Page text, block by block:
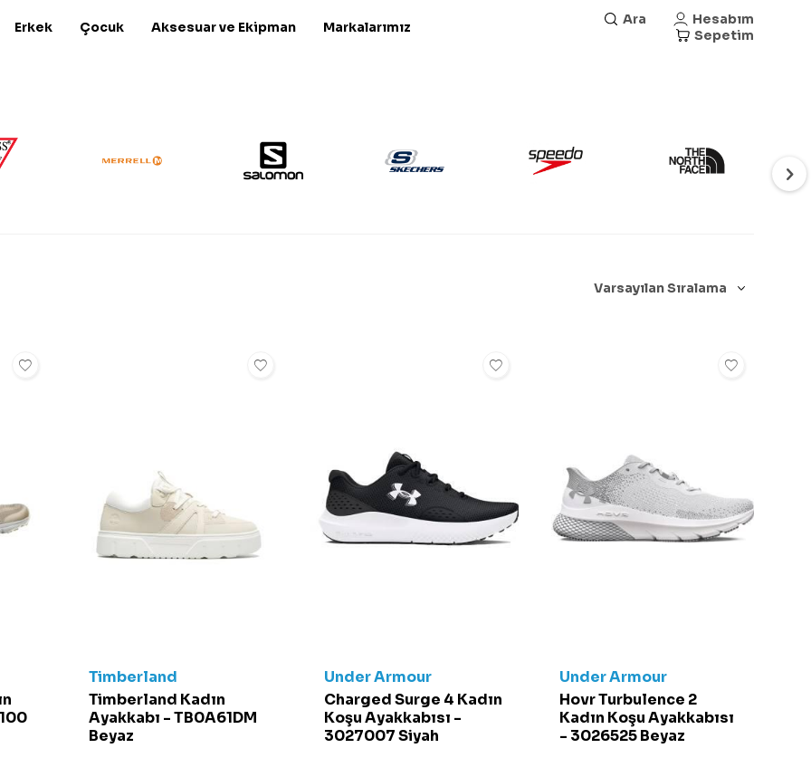
Erkek Çocuk Aksesuar ve Ekipman Markalarımız Ara
Hesabım
Sepetim
Timberland
Timberland Kadın
Ayakkabı - TB0A61DM
Beyaz
Under Armour
Charged Surge 4 Kadın
Koşu Ayakkabısı -
3027007 Siyah
Under Armour
Hovr Turbulence 2
Kadın Koşu Ayakkabısı
- 3026525 Beyaz